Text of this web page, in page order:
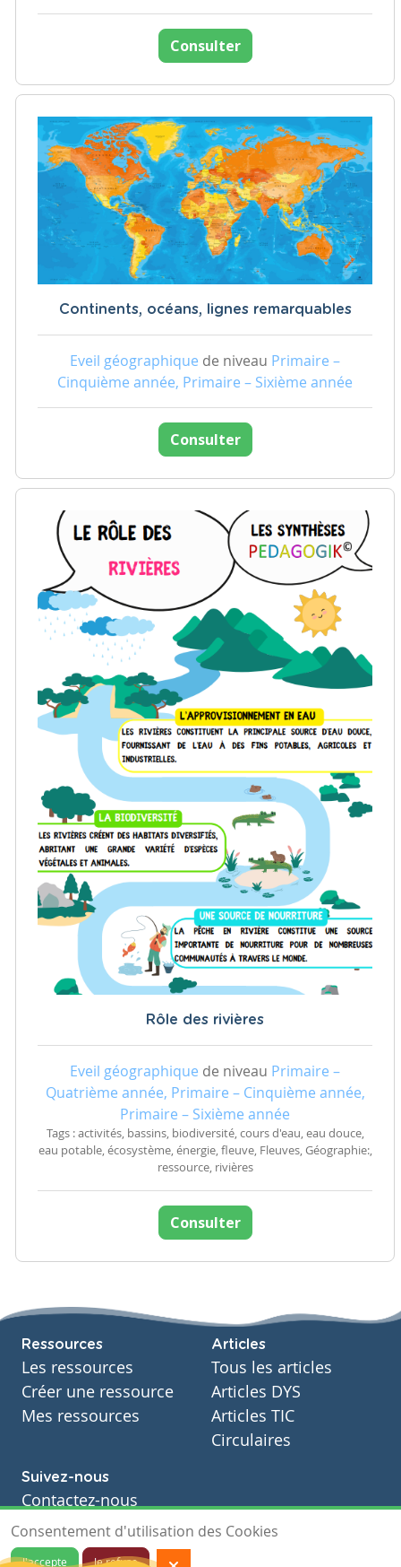
Consulter
Continents, océans, lignes remarquables
Eveil géographique de niveau Primaire –
Cinquième année, Primaire – Sixième année
Consulter
Rôle des rivières
Eveil géographique de niveau Primaire –
Quatrième année, Primaire – Cinquième année,
Primaire – Sixième année
Tags : activités, bassins, biodiversité, cours d'eau, eau douce,
eau potable, écosystème, énergie, fleuve, Fleuves, Géographie:,
ressource, rivières
Consulter
Ressources
Les ressources
Créer une ressource
Mes ressources
Articles
Tous les articles
Articles DYS
Articles TIC
Circulaires
Suivez-nous
Contactez-nous
Soutien scolaire
Notre page Facebook
Consentement d'utilisation des Cookies
J'accepte Je refuse